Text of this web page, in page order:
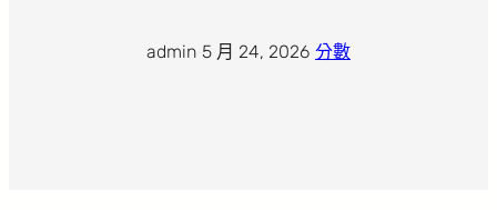
admin 5 月 24, 2026 分數